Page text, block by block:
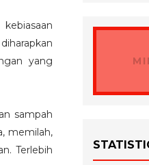
yang
sampah
memilah,
Terlebih